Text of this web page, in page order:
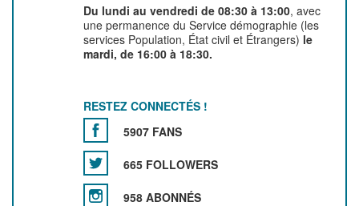
Du lundi au vendredi de 08:30 à 13:00, avec
une permanence du Service démographie (les
services Population, État civil et Étrangers) le
mardi, de 16:00 à 18:30.
RESTEZ CONNECTÉS !
5907 FANS
665 FOLLOWERS
958 ABONNÉS